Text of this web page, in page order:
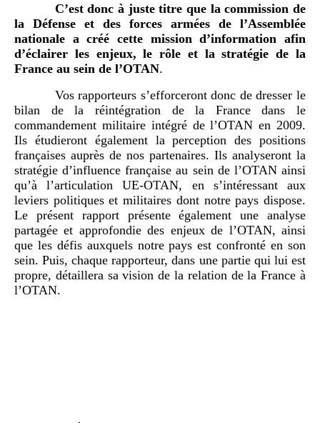
C’est donc à juste titre que la commission de
la Défense et des forces armées de l’Assemblée
nationale a créé cette mission d’information afin
d’éclairer les enjeux, le rôle et la stratégie de la
France au sein de l’OTAN.
Vos rapporteurs s’efforceront donc de dresser le
bilan de la réintégration de la France dans le
commandement militaire intégré de l’OTAN en 2009.
Ils étudieront également la perception des positions
françaises auprès de nos partenaires. Ils analyseront la
stratégie d’influence française au sein de l’OTAN ainsi
qu’à l’articulation UE-OTAN, en s’intéressant aux
leviers politiques et militaires dont notre pays dispose.
Le présent rapport présente également une analyse
partagée et approfondie des enjeux de l’OTAN, ainsi
que les défis auxquels notre pays est confronté en son
sein. Puis, chaque rapporteur, dans une partie qui lui est
propre, détaillera sa vision de la relation de la France à
l’OTAN.